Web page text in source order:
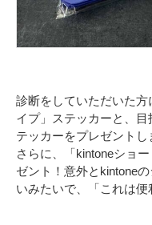
診断をしていただいた
イプ」ステッカーと、
テッカーをプレゼントし
さらに、「kintoneショ
ゼント！意外とkintone
いみたいで、「これは便